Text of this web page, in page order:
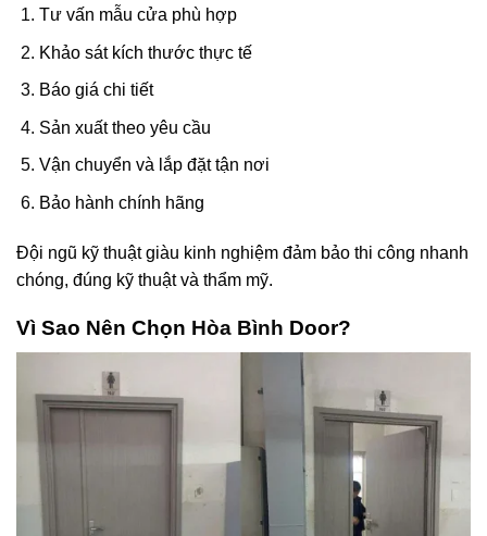
Tư vấn mẫu cửa phù hợp
Khảo sát kích thước thực tế
Báo giá chi tiết
Sản xuất theo yêu cầu
Vận chuyển và lắp đặt tận nơi
Bảo hành chính hãng
Đội ngũ kỹ thuật giàu kinh nghiệm đảm bảo thi công nhanh
chóng, đúng kỹ thuật và thẩm mỹ.
Vì Sao Nên Chọn Hòa Bình Door?